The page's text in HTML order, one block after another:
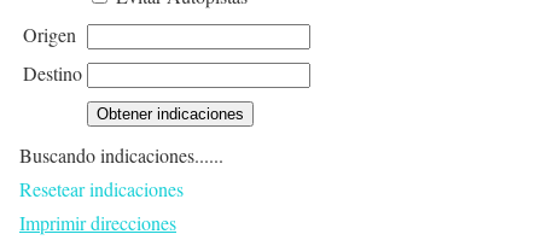
Origen
Destino
Buscando indicaciones......
Resetear indicaciones
Imprimir direcciones